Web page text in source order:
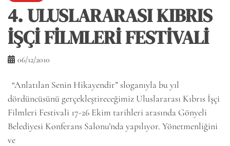
4. ULUSLARARASI KIBRIS
İŞÇİ FİLMLERİ FESTİVALİ
06/12/2010
“Anlatılan Senin Hikayendir” sloganıyla bu yıl
dördüncüsünü gerçekleştireceğimiz Uluslararası Kıbrıs İşçi
Filmleri Festivali 17-26 Ekim tarihleri arasında Gönyeli
Belediyesi Konferans Salonu’nda yapılıyor. Yönetmenliğini
ve